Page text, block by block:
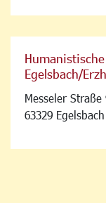
Egelsbach/
Messeler Straße
63329 Egelsbach